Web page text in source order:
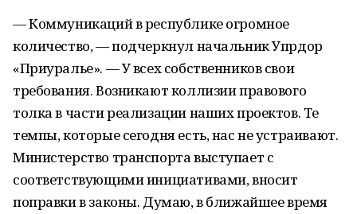
— Коммуникаций в республике огромное
количество, — подчеркнул начальник Упрдор
«Приуралье». — У всех собственников свои
требования. Возникают коллизии правового
толка в части реализации наших проектов. Те
темпы, которые сегодня есть, нас не устраивают.
Министерство транспорта выступает с
соответствующими инициативами, вносит
поправки в законы. Думаю, в ближайшее время